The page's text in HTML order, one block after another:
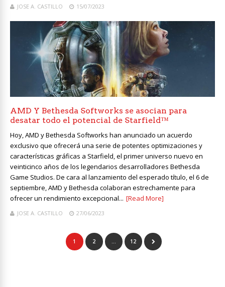
JOSE A. CASTILLO 15/07/2023
AMD Y Bethesda Softworks se asocian para
desatar todo el potencial de Starfield™
Hoy, AMD y Bethesda Softworks han anunciado un acuerdo
exclusivo que ofrecerá una serie de potentes optimizaciones y
características gráficas a Starfield, el primer universo nuevo en
veinticinco años de los legendarios desarrolladores Bethesda
Game Studios. De cara al lanzamiento del esperado título, el 6 de
septiembre, AMD y Bethesda colaboran estrechamente para
ofrecer un rendimiento excepcional... [Read More]
JOSE A. CASTILLO 27/06/2023
1 2 … 12